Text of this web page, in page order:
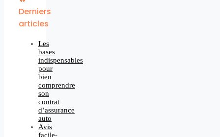
Derniers
articles
Les
bases
indispensables
pour
bien
comprendre
son
contrat
d’assurance
auto
Avis
facile-